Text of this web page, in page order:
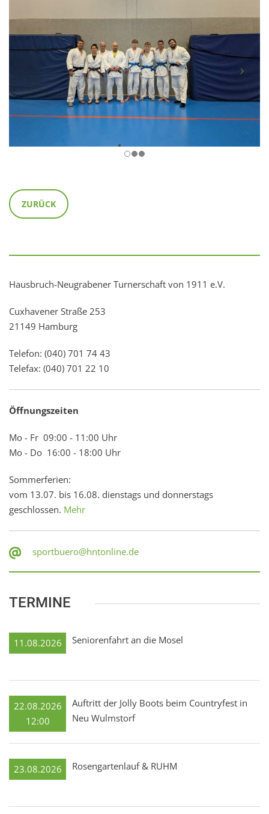
ZURÜCK
Hausbruch-Neugrabener Turnerschaft von 1911 e.V.
Cuxhavener Straße 253
21149 Hamburg
Telefon: (040) 701 74 43
Telefax: (040) 701 22 10
Öffnungszeiten
Mo - Fr 09:00 - 11:00 Uhr
Mo - Do 16:00 - 18:00 Uhr
Sommerferien:
vom 13.07. bis 16.08. dienstags und donnerstags
geschlossen. Mehr
sportbuero@hntonline.de
TERMINE
11.08.2026 Seniorenfahrt an die Mosel
22.08.2026
12:00
Auftritt der Jolly Boots beim Countryfest in
Neu Wulmstorf
23.08.2026 Rosengartenlauf & RUHM